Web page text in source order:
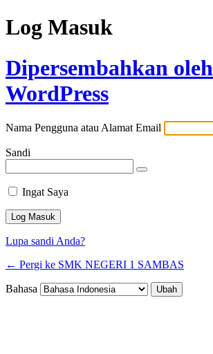
Log Masuk
Dipersembahkan oleh
WordPress
Nama Pengguna atau Alamat Email
Sandi
Ingat Saya
Lupa sandi Anda?
← Pergi ke SMK NEGERI 1 SAMBAS
Bahasa